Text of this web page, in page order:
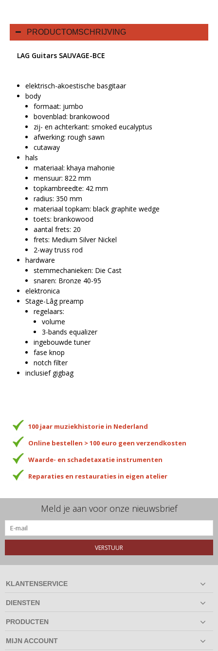
PRODUCTOMSCHRIJVING
LAG Guitars SAUVAGE-BCE
elektrisch-akoestische basgitaar
body
formaat: jumbo
bovenblad: brankowood
zij- en achterkant: smoked eucalyptus
afwerking: rough sawn
cutaway
hals
materiaal: khaya mahonie
mensuur: 822 mm
topkambreedte: 42 mm
radius: 350 mm
materiaal topkam: black graphite wedge
toets: brankowood
aantal frets: 20
frets: Medium Silver Nickel
2-way truss rod
hardware
stemmechanieken: Die Cast
snaren: Bronze 40-95
elektronica
Stage-Lâg preamp
regelaars:
volume
3-bands equalizer
ingebouwde tuner
fase knop
notch filter
inclusief gigbag
100 jaar muziekhistorie in Nederland
Online bestellen > 100 euro geen verzendkosten
Waarde- en schadetaxatie instrumenten
Reparaties en restauraties in eigen atelier
Meld je aan voor onze nieuwsbrief
VERSTUUR
KLANTENSERVICE
DIENSTEN
PRODUCTEN
MIJN ACCOUNT